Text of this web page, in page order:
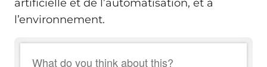
artificielle et de l’automatisation, et à
l’environnement.